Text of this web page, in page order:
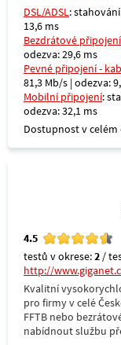
DSL/ADSL:
13,6 ms
Bezdrátové připojení
odezva: 29,6 ms
Pevné připojení -
81,3 Mb/s | odezva:
Mobilní připojení:
odezva: 32,1 ms
Dostupnost v celém
4.5
testů v okrese:2 /
http://
Kvalitní
pro firmy v celé
FFTB nebo
nabídnout službu